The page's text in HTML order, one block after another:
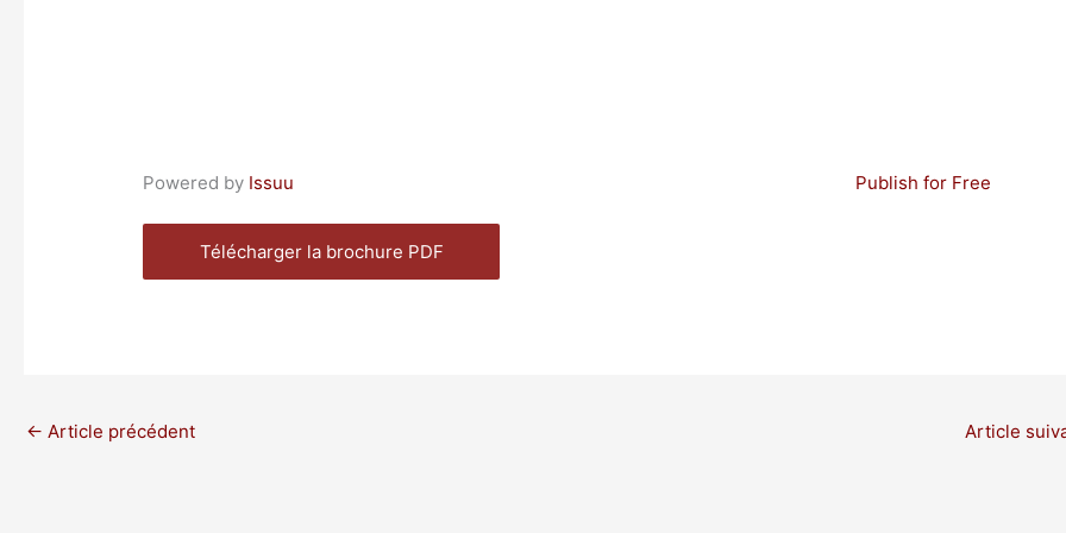
Powered by Issuu Publish for Free
Télécharger la brochure PDF
← Article précédent Article